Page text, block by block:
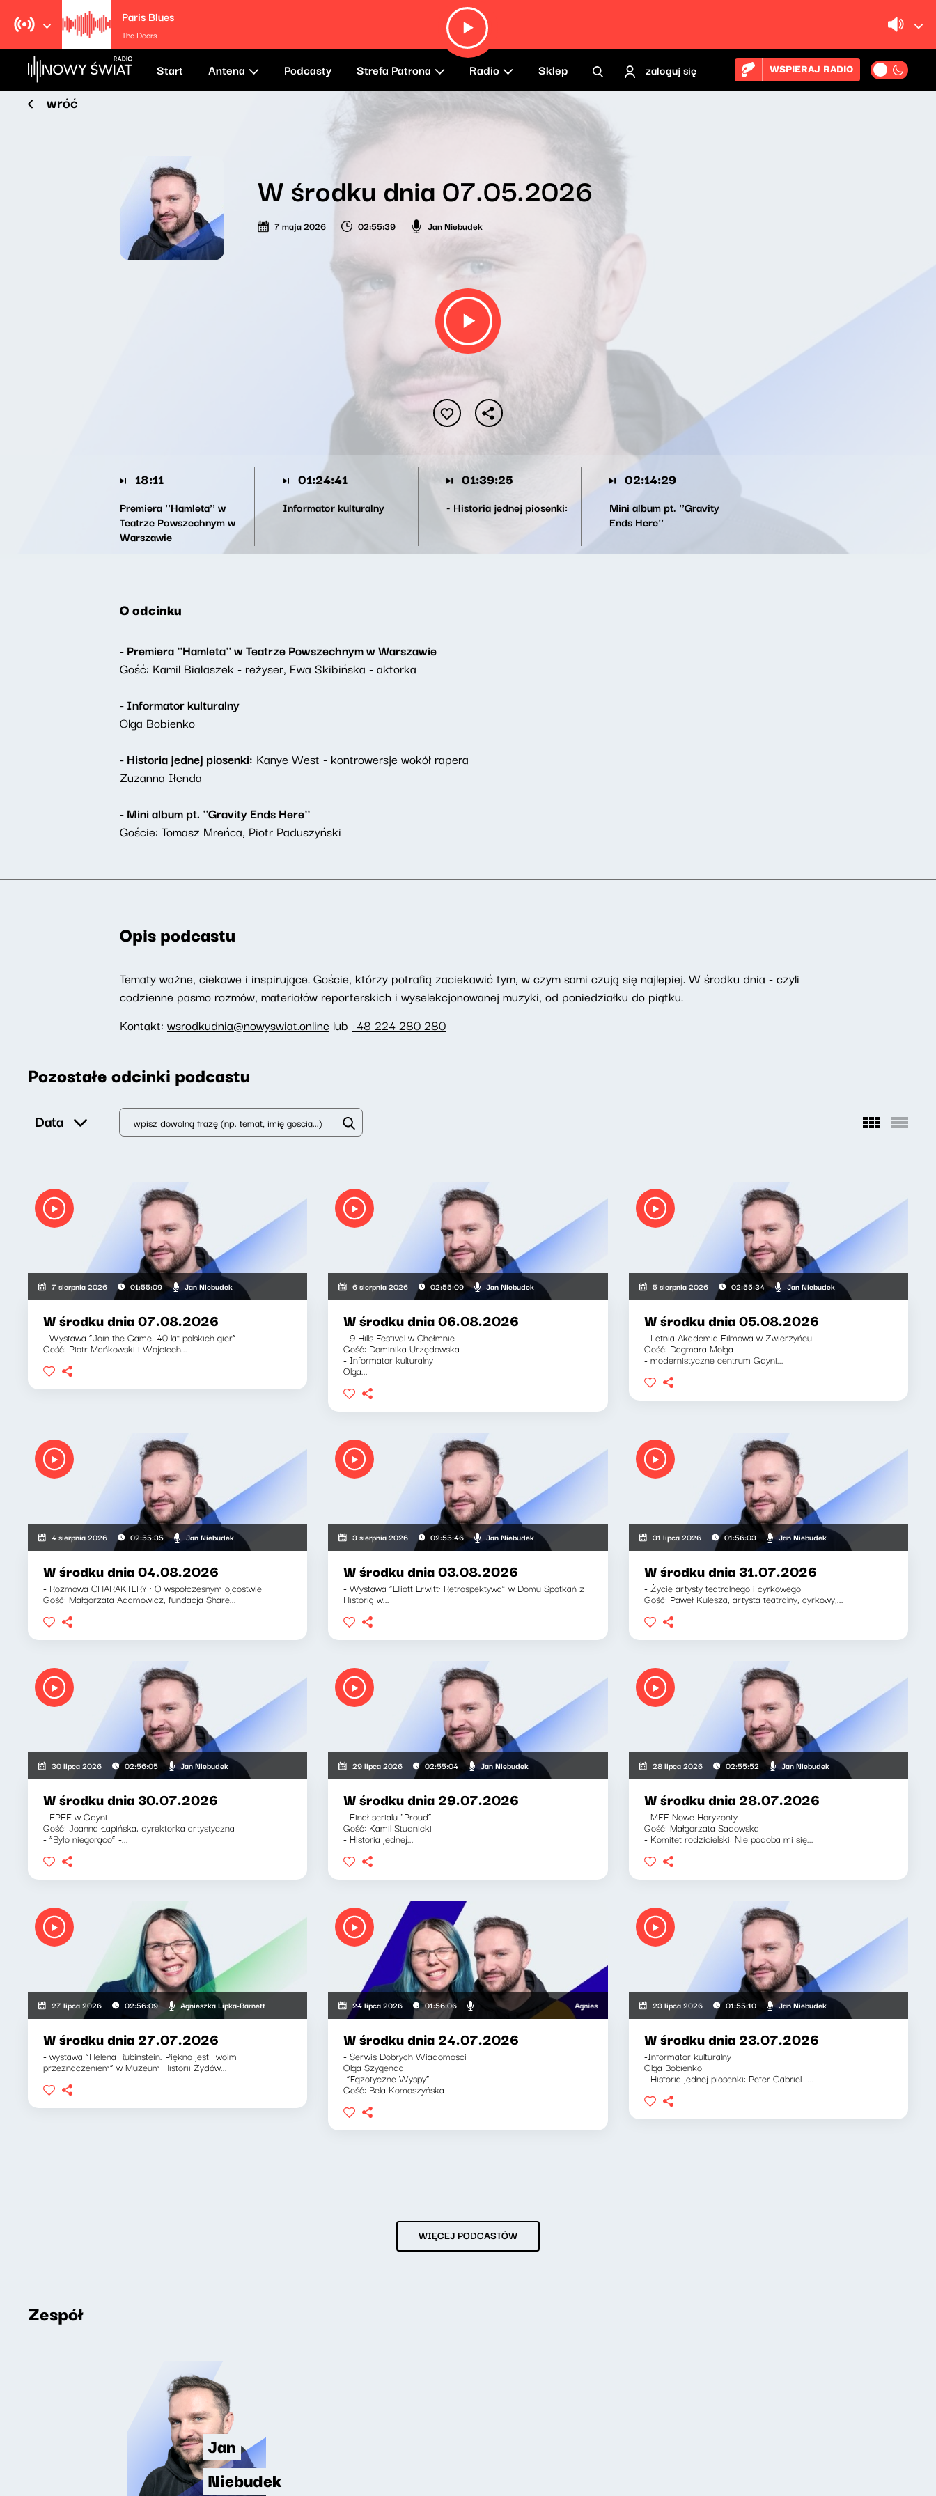
Paris Blues
The Doors
Start Antena Podcasty Strefa Patrona Radio Sklep zaloguj się WSPIERAJ RADIO
wróć
W środku dnia 07.05.2026
7 maja 2026 02:55:39 Jan Niebudek
18:11
Premiera ''Hamleta'' w
Teatrze Powszechnym w
Warszawie
01:24:41
Informator kulturalny
01:39:25
- Historia jednej piosenki:
02:14:29
Mini album pt. ''Gravity
Ends Here''
O odcinku
- Premiera ''Hamleta'' w Teatrze Powszechnym w Warszawie
Gość: Kamil Białaszek - reżyser, Ewa Skibińska - aktorka
- Informator kulturalny
Olga Bobienko
- Historia jednej piosenki: Kanye West - kontrowersje wokół rapera
Zuzanna Iłenda
- Mini album pt. ''Gravity Ends Here''
Goście: Tomasz Mreńca, Piotr Paduszyński
Opis podcastu
Tematy ważne, ciekawe i inspirujące. Goście, którzy potrafią zaciekawić tym, w czym sami czują się najlepiej. W środku dnia - czyli
codzienne pasmo rozmów, materiałów reporterskich i wyselekcjonowanej muzyki, od poniedziałku do piątku.
Kontakt: wsrodkudnia@nowyswiat.online lub +48 224 280 280
Pozostałe odcinki podcastu
Data
7 sierpnia 2026 01:55:09 Jan Niebudek
W środku dnia 07.08.2026
- Wystawa “Join the Game. 40 lat polskich gier”
Gość: Piotr Mańkowski i Wojciech...
6 sierpnia 2026 02:55:09 Jan Niebudek
W środku dnia 06.08.2026
- 9 Hills Festival w Chełmnie
Gość: Dominika Urzędowska
- Informator kulturalny
Olga...
5 sierpnia 2026 02:55:34 Jan Niebudek
W środku dnia 05.08.2026
- Letnia Akademia Filmowa w Zwierzyńcu
Gość: Dagmara Molga
- modernistyczne centrum Gdyni...
4 sierpnia 2026 02:55:35 Jan Niebudek
W środku dnia 04.08.2026
- Rozmowa CHARAKTERY : O współczesnym ojcostwie
Gość: Małgorzata Adamowicz, fundacja Share...
3 sierpnia 2026 02:55:46 Jan Niebudek
W środku dnia 03.08.2026
- Wystawa “Elliott Erwitt: Retrospektywa” w Domu Spotkań z
Historią w...
31 lipca 2026 01:56:03 Jan Niebudek
W środku dnia 31.07.2026
- Życie artysty teatralnego i cyrkowego
Gość: Paweł Kulesza, artysta teatralny, cyrkowy,...
30 lipca 2026 02:56:05 Jan Niebudek
W środku dnia 30.07.2026
- FPFF w Gdyni
Gość: Joanna Łapińska, dyrektorka artystyczna
- “Było niegorąco” -...
29 lipca 2026 02:55:04 Jan Niebudek
W środku dnia 29.07.2026
- Finał serialu “Proud”
Gość: Kamil Studnicki
- Historia jednej...
28 lipca 2026 02:55:52 Jan Niebudek
W środku dnia 28.07.2026
- MFF Nowe Horyzonty
Gość: Małgorzata Sadowska
- Komitet rodzicielski: Nie podoba mi się...
27 lipca 2026 02:56:09 Agnieszka Lipka-Barnett
W środku dnia 27.07.2026
- wystawa “Helena Rubinstein. Piękno jest Twoim
przeznaczeniem” w Muzeum Historii Żydów...
24 lipca 2026 01:56:06 Agnieszka Lipka-Barnett, Jan Niebudek
W środku dnia 24.07.2026
- Serwis Dobrych Wiadomości
Olga Szygenda
-“Egzotyczne Wyspy”
Gość: Bela Komoszyńska
23 lipca 2026 01:55:10 Jan Niebudek
W środku dnia 23.07.2026
-Informator kulturalny
Olga Bobienko
- Historia jednej piosenki: Peter Gabriel -...
WIĘCEJ PODCASTÓW
Zespół
Jan
Niebudek